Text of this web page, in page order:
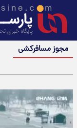
مجوز مسافرکشی